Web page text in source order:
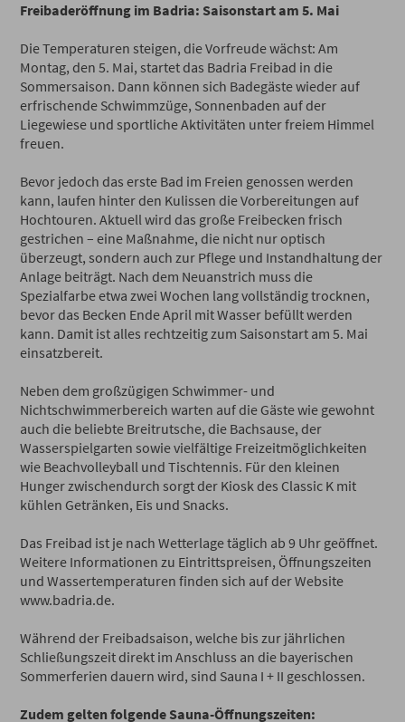
Freibaderöffnung im Badria: Saisonstart am 5. Mai
Die Temperaturen steigen, die Vorfreude wächst: Am
Montag, den 5. Mai, startet das Badria Freibad in die
Sommersaison. Dann können sich Badegäste wieder auf
erfrischende Schwimmzüge, Sonnenbaden auf der
Liegewiese und sportliche Aktivitäten unter freiem Himmel
freuen.
Bevor jedoch das erste Bad im Freien genossen werden
kann, laufen hinter den Kulissen die Vorbereitungen auf
Hochtouren. Aktuell wird das große Freibecken frisch
gestrichen – eine Maßnahme, die nicht nur optisch
überzeugt, sondern auch zur Pflege und Instandhaltung der
Anlage beiträgt. Nach dem Neuanstrich muss die
Spezialfarbe etwa zwei Wochen lang vollständig trocknen,
bevor das Becken Ende April mit Wasser befüllt werden
kann. Damit ist alles rechtzeitig zum Saisonstart am 5. Mai
einsatzbereit.
Neben dem großzügigen Schwimmer- und
Nichtschwimmerbereich warten auf die Gäste wie gewohnt
auch die beliebte Breitrutsche, die Bachsause, der
Wasserspielgarten sowie vielfältige Freizeitmöglichkeiten
wie Beachvolleyball und Tischtennis. Für den kleinen
Hunger zwischendurch sorgt der Kiosk des Classic K mit
kühlen Getränken, Eis und Snacks.
Das Freibad ist je nach Wetterlage täglich ab 9 Uhr geöffnet.
Weitere Informationen zu Eintrittspreisen, Öffnungszeiten
und Wassertemperaturen finden sich auf der Website
www.badria.de.
Während der Freibadsaison, welche bis zur jährlichen
Schließungszeit direkt im Anschluss an die bayerischen
Sommerferien dauern wird, sind Sauna I + II geschlossen.
Zudem gelten folgende Sauna-Öffnungszeiten: